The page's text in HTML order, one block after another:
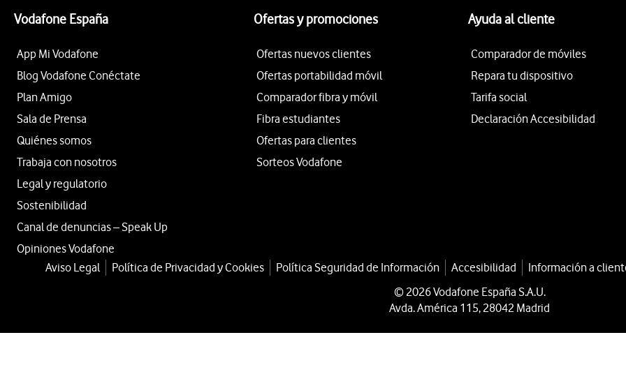
Vodafone España
App Mi Vodafone
Blog Vodafone Conéctate
Plan Amigo
Sala de Prensa
Quiénes somos
Trabaja con nosotros
Legal y regulatorio
Sostenibilidad
Canal de denuncias – Speak Up
Opiniones Vodafone
Ofertas y promociones
Ofertas nuevos clientes
Ofertas portabilidad móvil
Comparador fibra y móvil
Fibra estudiantes
Ofertas para clientes
Sorteos Vodafone
Ayuda al cliente
Comparador de móviles
Repara tu dispositivo
Tarifa social
Declaración Accesibilidad
Aviso Legal Política de Privacidad y Cookies Política Seguridad de Información Accesibilidad Información a
© 2026 Vodafone España S.A.U.
Avda. América 115, 28042 Madrid